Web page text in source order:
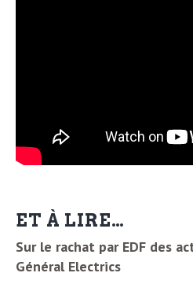
ET À LIRE…
Sur le rachat par EDF des
Général Electrics